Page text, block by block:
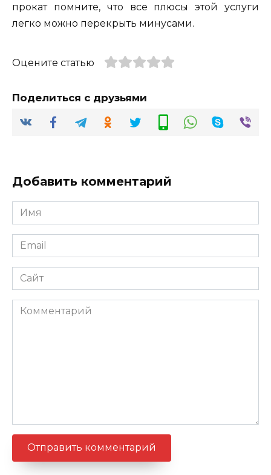
прокат помните, что все плюсы этой услуги
легко можно перекрыть минусами.
Оцените статью
Поделиться с друзьями
Добавить комментарий
Имя
*
Email
*
Сайт
Комментарий